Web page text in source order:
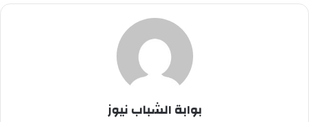
بوابة الشباب نيوز